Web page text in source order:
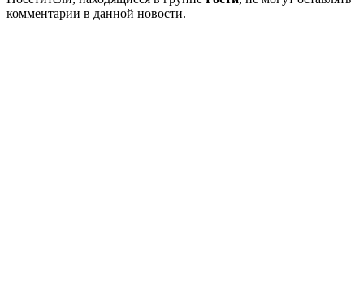
комментарии в данной новости.